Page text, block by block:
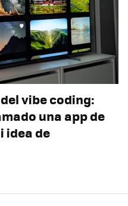
vibe coding:
una app de
idea de